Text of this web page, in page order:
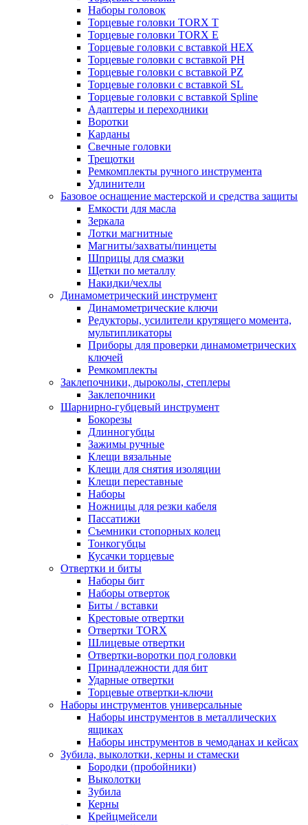
Наборы головок
Торцевые головки TORX T
Торцевые головки TORX Е
Торцевые головки с вставкой HEX
Торцевые головки с вставкой PH
Торцевые головки с вставкой PZ
Торцевые головки с вставкой SL
Торцевые головки с вставкой Spline
Адаптеры и переходники
Воротки
Карданы
Свечные головки
Трещотки
Ремкомплекты ручного инструмента
Удлинители
Базовое оснащение мастерской и средства защиты
Емкости для масла
Зеркала
Лотки магнитные
Магниты/захваты/пинцеты
Шприцы для смазки
Щетки по металлу
Накидки/чехлы
Динамометрический инструмент
Динамометрические ключи
Редукторы, усилители крутящего момента,
мультипликаторы
Приборы для проверки динамометрических
ключей
Ремкомплекты
Заклепочники, дыроколы, степлеры
Заклепочники
Шарнирно-губцевый инструмент
Бокорезы
Длинногубцы
Зажимы ручные
Клещи вязальные
Клещи для снятия изоляции
Клещи переставные
Наборы
Ножницы для резки кабеля
Пассатижи
Съемники стопорных колец
Тонкогубцы
Кусачки торцевые
Отвертки и биты
Наборы бит
Наборы отверток
Биты / вставки
Крестовые отвертки
Отвертки TORX
Шлицевые отвертки
Отвертки-воротки под головки
Принадлежности для бит
Ударные отвертки
Торцевые отвертки-ключи
Наборы инструментов универсальные
Наборы инструментов в металлических
ящиках
Наборы инструментов в чемоданах и кейсах
Зубила, выколотки, керны и стамески
Бородки (пробойники)
Выколотки
Зубила
Керны
Крейцмейсели